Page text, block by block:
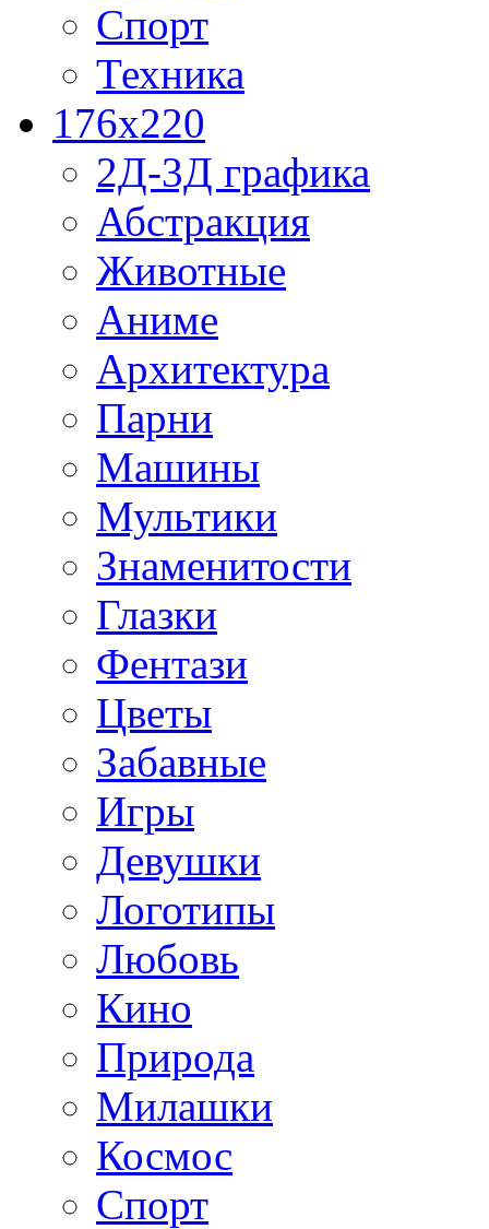
Спорт
Техника
176x220
2Д-3Д графика
Абстракция
Животные
Аниме
Архитектура
Парни
Машины
Мультики
Знаменитости
Глазки
Фентази
Цветы
Забавные
Игры
Девушки
Логотипы
Любовь
Кино
Природа
Милашки
Космос
Спорт